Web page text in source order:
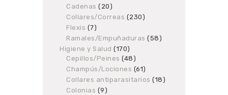
products
Cadenas 2020
products
Collares/Correas 230230
Flexis 77
products
Ramales/Empuñaduras 5858
Higiene y Salud 170170
products
Cepillos/Peines 4848
products
Champús/Lociones 6161
products
Collares antiparasitarios 1818
Colonias 99